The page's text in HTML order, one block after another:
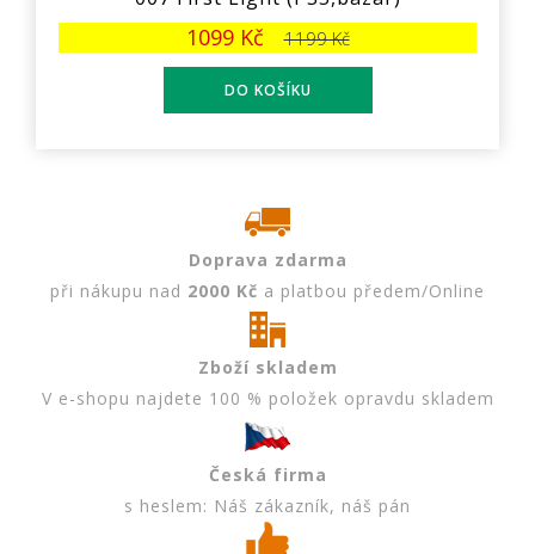
1099 Kč 1199 Kč
Doprava zdarma
při nákupu nad 2000 Kč a platbou předem/Online
Zboží skladem
V e-shopu najdete 100 % položek opravdu skladem
Česká firma
s heslem: Náš zákazník, náš pán